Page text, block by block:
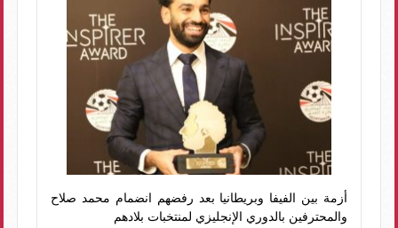
أزمة بين الفيفا وبريطانيا بعد رفضهم انضمام محمد صلاح
والمحترفين بالدوري الإنجليزي لمنتخبات بلادهم